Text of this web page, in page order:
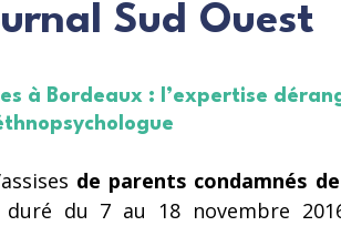
Sud Ouest
à Bordeaux : l’expertise
de parents condamnés
du 7 au 18 novembre